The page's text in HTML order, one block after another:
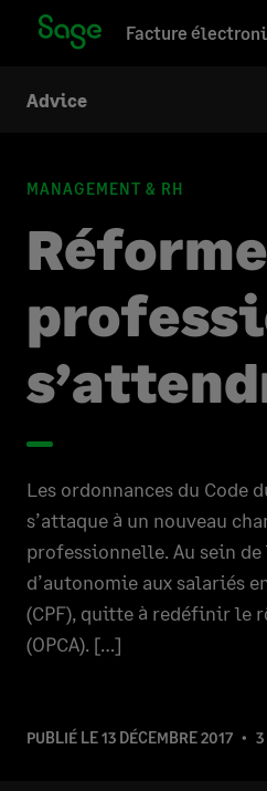
Facture
Advice
MANAGEMENT & RH
Les ordonnances du Code
s’attaque à un nouveau
professionnelle. Au sein
d’autonomie aux salariés
(CPF), quitte à redéfinir le
(OPCA). […]
PUBLIÉ LE13 DÉCEMBRE 2017 3